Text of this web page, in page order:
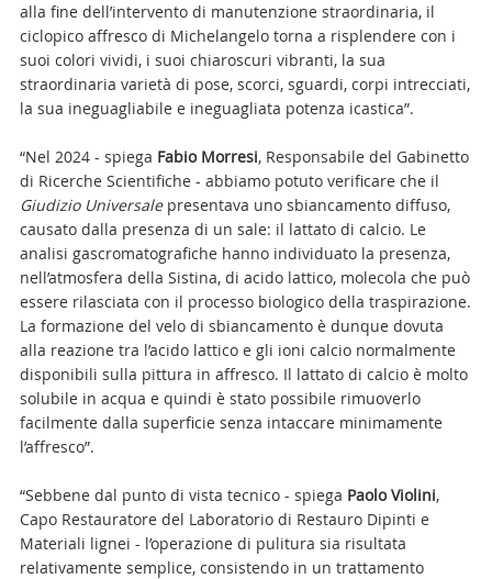
alla fine dell’intervento di manutenzione straordinaria, il
ciclopico affresco di Michelangelo torna a risplendere con i
suoi colori vividi, i suoi chiaroscuri vibranti, la sua
straordinaria varietà di pose, scorci, sguardi, corpi intrecciati,
la sua ineguagliabile e ineguagliata potenza icastica”.
“Nel 2024 - spiega Fabio Morresi, Responsabile del Gabinetto
di Ricerche Scientifiche - abbiamo potuto verificare che il
Giudizio Universalepresentava uno sbiancamento diffuso,
causato dalla presenza di un sale: il lattato di calcio. Le
analisi gascromatografiche hanno individuato la presenza,
nell’atmosfera della Sistina, di acido lattico, molecola che può
essere rilasciata con il processo biologico della traspirazione.
La formazione del velo di sbiancamento è dunque dovuta
alla reazione tra l’acido lattico e gli ioni calcio normalmente
disponibili sulla pittura in affresco. Il lattato di calcio è molto
solubile in acqua e quindi è stato possibile rimuoverlo
facilmente dalla superficie senza intaccare minimamente
l’affresco”.
“Sebbene dal punto di vista tecnico - spiega Paolo Violini,
Capo Restauratore del Laboratorio di Restauro Dipinti e
Materiali lignei - l’operazione di pulitura sia risultata
relativamente semplice, consistendo in un trattamento